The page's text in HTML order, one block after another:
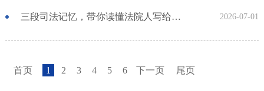
三段司法记忆，带你读懂法院人写给党的初心告白 2026-07-01
首页 1 2 3 4 5 6 下一页 尾页